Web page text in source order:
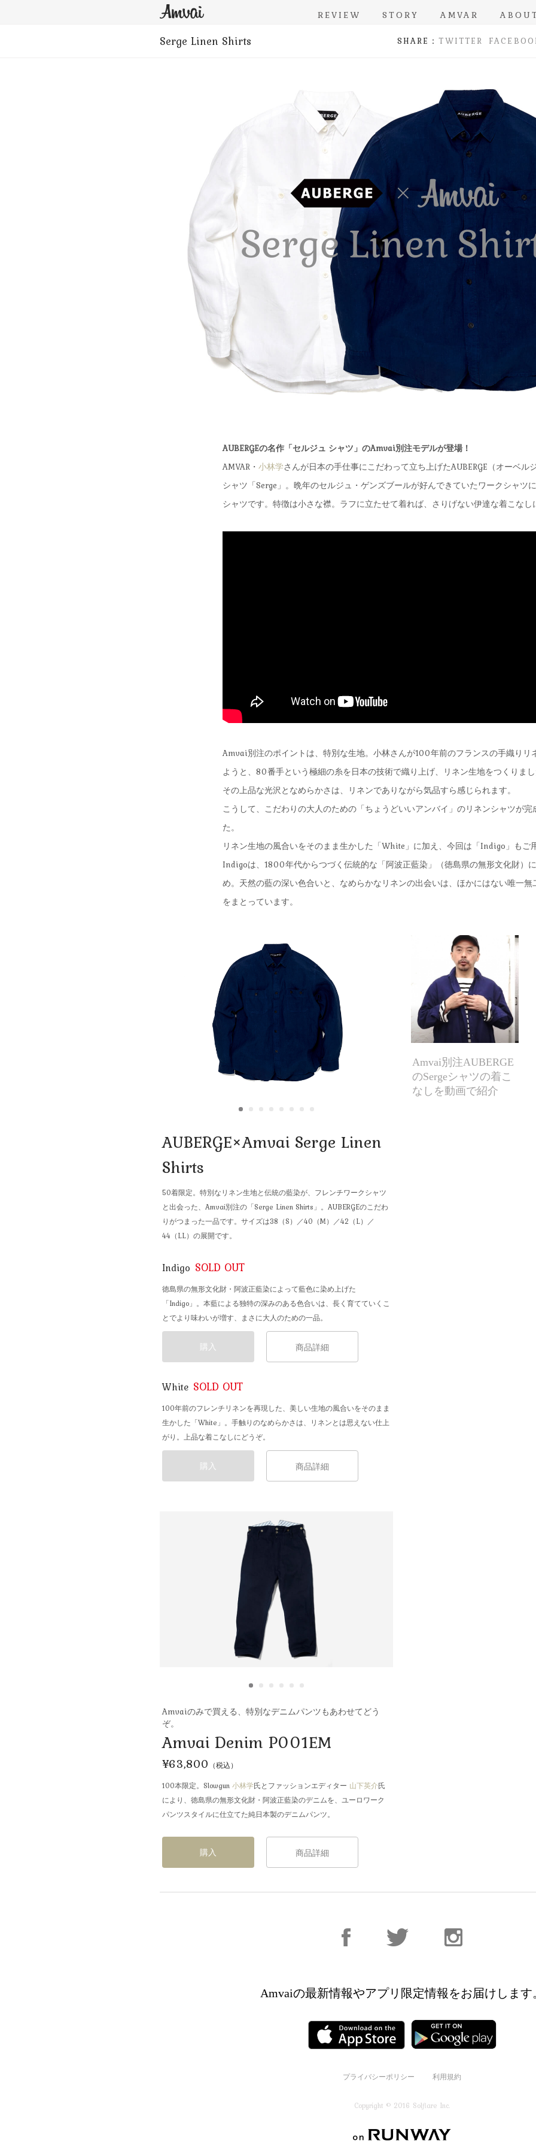
REVIEW STORY AMVAR
Serge Linen Shirts TWITTER
AUBERGEの名作「セルジュ シャツ」のAmvai別注モデルが登場！
AMVAR・ 小林学さんが日本の手仕事にこだわって立ち上げたAUBERGE（オーベル
シャツ「Serge」。晩年のセルジュ・ゲンズブールが好んできていたワークシャツ
シャツです。特徴は小さな襟。ラフに立たせて着れば、さりげない伊達な着こなし
Amvai別注のポイントは、特別な生地。小林さんが100年前のフランスの手織りリ
ようと、80番手という極細の糸を日本の技術で織り上げ、リネン生地をつくりまし
その上品な光沢となめらかさは、リネンでありながら気品すら感じられます。
こうして、こだわりの大人のための「ちょうどいいアンバイ」のリネンシャツが完
た。
リネン生地の風合いをそのまま生かした「White」に加え、今回は「Indigo」もご用
Indigoは、1800年代からつづく伝統的な「阿波正藍染」（徳島県の無形文化財）
め。天然の藍の深い色合いと、なめらかなリネンの出会いは、ほかにはない唯一無
をまとっています。
AUBERGE×Amvai Serge Linen
Shirts
50着限定。特別なリネン生地と伝統の藍染が、フレンチワークシャツ
と出会った、Amvai別注の「Serge Linen Shirts」。AUBERGEのこだわ
りがつまった一品です。サイズは38（S）／40（M）／42（L）／
44（LL）の展開です。
Indigo SOLD OUT
徳島県の無形文化財・阿波正藍染によって藍色に染め上げた
「Indigo」。本藍による独特の深みのある色合いは、長く育てていくこ
とでより味わいが増す、まさに大人のための一品。
購入 商品詳細
White SOLD OUT
100年前のフレンチリネンを再現した、美しい生地の風合いをそのまま
生かした「White」。手触りのなめらかさは、リネンとは思えない仕上
がり。上品な着こなしにどうぞ。
購入 商品詳細
Amvaiのみで買える、特別なデニムパンツもあわせてどう
ぞ。
Amvai Denim P001EM
¥63,800 （税込）
100本限定。Slowgun 小林学氏とファッションエディター 山下英介氏
により、徳島県の無形文化財・阿波正藍染のデニムを、ユーロワーク
パンツスタイルに仕立てた純日本製のデニムパンツ。
購入 商品詳細
Amvai別注AUBERGE
のSergeシャツの着こ
なしを動画で紹介
Amvaiの最新情報やアプリ限定情報をお届けします
プライバシーポリシー 利用規約
Copyright © 2016 Solflare Inc.